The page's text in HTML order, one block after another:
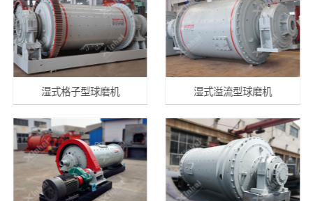
湿式格子型球磨机 湿式溢流型球磨机